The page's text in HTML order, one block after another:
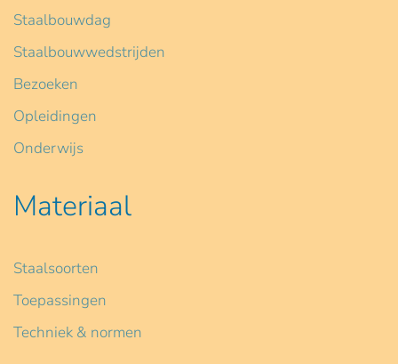
Staalbouwdag
Staalbouwwedstrijden
Bezoeken
Opleidingen
Onderwijs
Materiaal
Staalsoorten
Toepassingen
Techniek & normen